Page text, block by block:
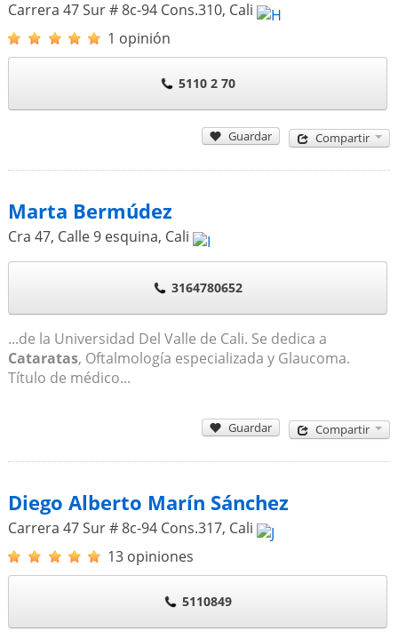
Carrera 47 Sur # 8c-94 Cons.310, Cali
1 opinión
5110 2 70
Guardar Compartir
Marta Bermúdez
Cra 47, Calle 9 esquina, Cali
3164780652
...de la Universidad Del Valle de Cali. Se dedica a
Cataratas, Oftalmología especializada y Glaucoma.
Título de médico...
Guardar Compartir
Diego Alberto Marín Sánchez
Carrera 47 Sur # 8c-94 Cons.317, Cali
13 opiniones
5110849